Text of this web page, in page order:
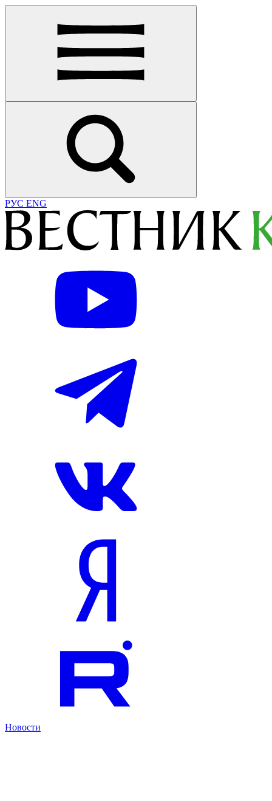
РУС ENG
Новости